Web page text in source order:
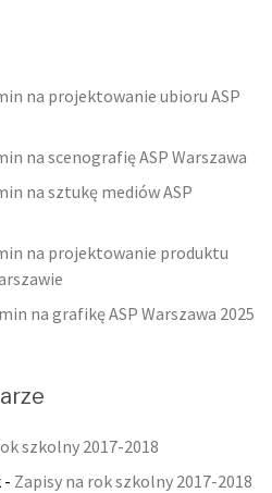
na projektowanie ubioru ASP
na scenografię ASP Warszawa
na sztukę mediów ASP
na projektowanie produktu
na grafikę ASP Warszawa 2025
szkolny 2017-2018
- Zapisy na rok szkolny 2017-2018